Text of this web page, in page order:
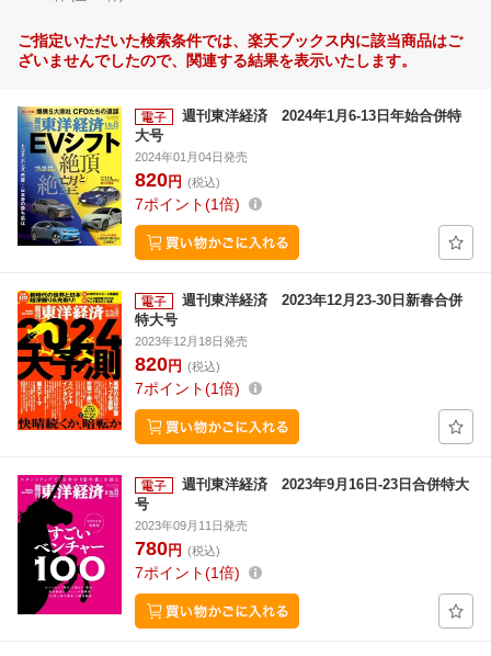
ご指定いただいた検索条件では、楽天ブックス内に該当商品はご
ざいませんでしたので、関連する結果を表示いたします。
週刊東洋経済 2024年1月6-13日年始合併特
大号
2024年01月04日発売
820円 (税込)
7ポイント 1倍
週刊東洋経済 2023年12月23-30日新春合併
特大号
2023年12月18日発売
820円 (税込)
7ポイント 1倍
週刊東洋経済 2023年9月16日-23日合併特大
号
2023年09月11日発売
780円 (税込)
7ポイント 1倍